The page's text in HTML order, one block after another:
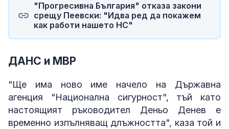
"Прогресивна България" отказа закони
срещу Пеевски: "Идва ред да покажем
как работи нашето НС"
ДАНС и МВР
"Ще има ново име начело на Държавна
агенция "Национална сигурност", тъй като
настоящият ръководител Деньо Денев е
временно изпълняващ длъжността", каза той и